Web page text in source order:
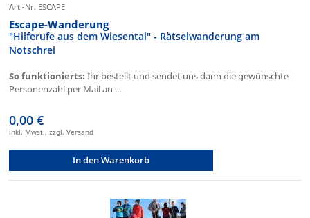
Art.-Nr. ESCAPE
Escape-Wanderung
"Hilferufe aus dem Wiesental" - Rätselwanderung am
Notschrei
So funktionierts: Ihr bestellt und sendet uns dann die gewünschte
Personenzahl per Mail an ...
0,00 €
inkl. Mwst., zzgl. Versand
In den Warenkorb